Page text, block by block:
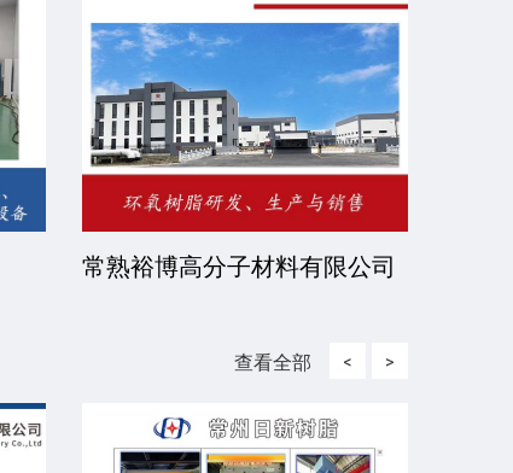
常熟裕博高分子材料有限公司
查看全部 < >